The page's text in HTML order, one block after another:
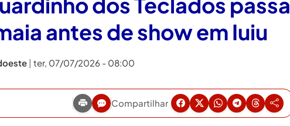
antes de show em Iuiu
| ter, 07/07/2026 - 08:00
Compartilhar